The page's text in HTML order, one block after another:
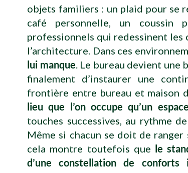
objets familiers : un plaid pour se
café personnelle, un coussin
professionnels qui redessinent les
l’architecture. Dans ces
lui manque . Le bureau devient
finalement d’instaurer une
frontière entre bureau et maison
lieu que l’on occupe qu’un
touches successives, au rythme
Même si chacun se doit de ranger
cela montre toutefois que le
d’une constellation de conforts